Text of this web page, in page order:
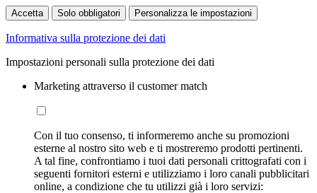
Accetta Solo obbligatori Personalizza le impostazioni
Informativa sulla protezione dei dati
Impostazioni personali sulla protezione dei dati
Marketing attraverso il customer match
Con il tuo consenso, ti informeremo anche su promozioni
esterne al nostro sito web e ti mostreremo prodotti pertinenti.
A tal fine, confrontiamo i tuoi dati personali crittografati con i
seguenti fornitori esterni e utilizziamo i loro canali pubblicitari
online, a condizione che tu utilizzi già i loro servizi: